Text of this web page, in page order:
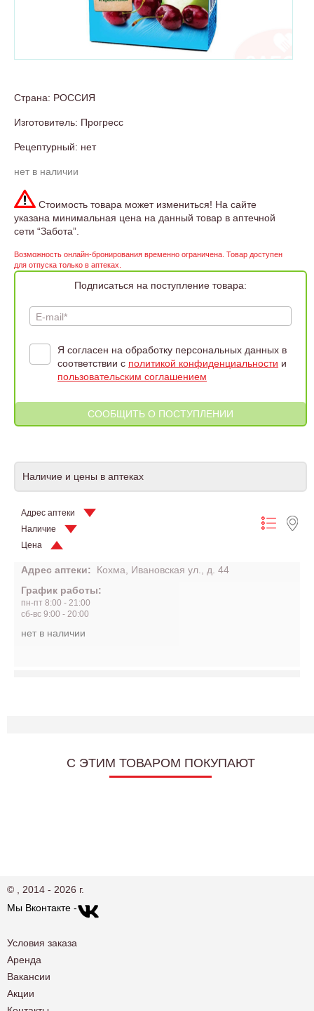
Страна: РОССИЯ
Изготовитель: Прогресс
Рецептурный: нет
нет в наличии
Стоимость товара может измениться! На сайте
указана минимальная цена на данный товар в аптечной
сети “Забота”.
Возможность онлайн-бронирования временно ограничена. Товар доступен
для отпуска только в аптеках.
Подписаться на поступление товара:
E-mail*
Я согласен на обработку персональных данных в
соответствии с политикой конфиденциальности и
пользовательским соглашением
Наличие и цены в аптеках
Адрес аптеки
Наличие
Цена
Адрес аптеки:
Кохма, Ивановская ул., д. 44
График работы:
пн-пт 8:00 - 21:00
сб-вс 9:00 - 20:00
нет в наличии
C ЭТИМ ТОВАРОМ ПОКУПАЮТ
© , 2014 - 2026 г.
Мы Вконтакте -
Условия заказа
Аренда
Вакансии
Акции